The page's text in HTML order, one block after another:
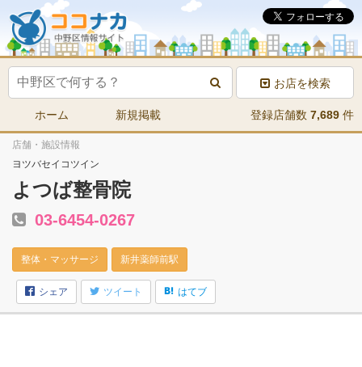
お店を検索
ホーム 新規掲載 登録店舗数 7,689 件
店舗・施設情報
ヨツバセイコツイン
よつば整骨院
03-6454-0267
整体・マッサージ 新井薬師前駅
シェア ツイート はてブ